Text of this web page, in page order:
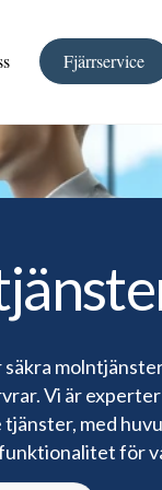
Fjärrservice
Vi är
med
för